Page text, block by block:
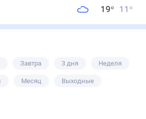
19° 11 °
Завтра 3 дня Неделя
Месяц Выходные